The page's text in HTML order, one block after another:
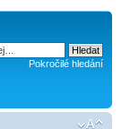
Pokročilé hledání